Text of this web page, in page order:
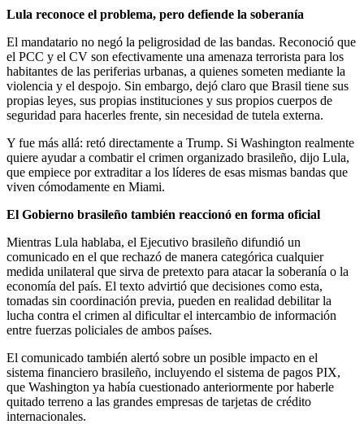
Lula reconoce el problema, pero defiende la soberanía
El mandatario no negó la peligrosidad de las bandas. Reconoció que
el PCC y el CV son efectivamente una amenaza terrorista para los
habitantes de las periferias urbanas, a quienes someten mediante la
violencia y el despojo. Sin embargo, dejó claro que Brasil tiene sus
propias leyes, sus propias instituciones y sus propios cuerpos de
seguridad para hacerles frente, sin necesidad de tutela externa.
Y fue más allá: retó directamente a Trump. Si Washington realmente
quiere ayudar a combatir el crimen organizado brasileño, dijo Lula,
que empiece por extraditar a los líderes de esas mismas bandas que
viven cómodamente en Miami.
El Gobierno brasileño también reaccionó en forma oficial
Mientras Lula hablaba, el Ejecutivo brasileño difundió un
comunicado en el que rechazó de manera categórica cualquier
medida unilateral que sirva de pretexto para atacar la soberanía o la
economía del país. El texto advirtió que decisiones como esta,
tomadas sin coordinación previa, pueden en realidad debilitar la
lucha contra el crimen al dificultar el intercambio de información
entre fuerzas policiales de ambos países.
El comunicado también alertó sobre un posible impacto en el
sistema financiero brasileño, incluyendo el sistema de pagos PIX,
que Washington ya había cuestionado anteriormente por haberle
quitado terreno a las grandes empresas de tarjetas de crédito
internacionales.